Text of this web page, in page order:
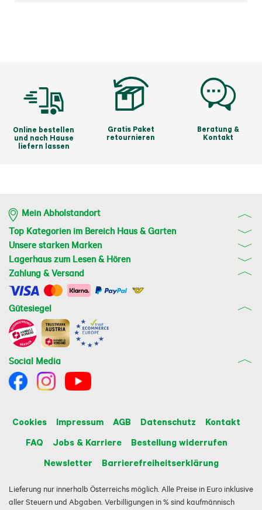
Online bestellen
und nach Hause
liefern lassen
Gratis Paket
retournieren
Beratung &
Kontakt
Mein Abholstandort
Top Kategorien im Bereich Haus & Garten
Unsere starken Marken
Lagerhaus zum Lesen & Hören
Zahlung & Versand
Gütesiegel
Social Media
Cookies Impressum AGB Datenschutz
Kontakt
FAQ
Jobs & Karriere
Bestellung widerrufen
Newsletter
Barrierefreiheitserklärung
Lieferung nur innerhalb Österreichs möglich. Alle Preise in Euro inklusive
aller Steuern und Abgaben. Verbilligungen in % sind kaufmännisch